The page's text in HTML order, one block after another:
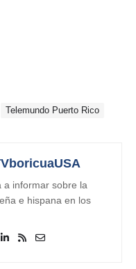
Telemundo Puerto Rico
a informar sobre la
e hispana en los